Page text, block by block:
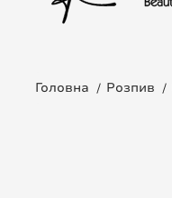
Головна Розпив